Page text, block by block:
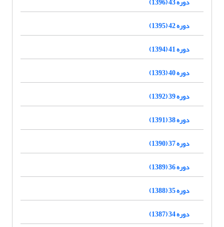
دوره 42 (1395)
دوره 41 (1394)
دوره 40 (1393)
دوره 39 (1392)
دوره 38 (1391)
دوره 37 (1390)
دوره 36 (1389)
دوره 35 (1388)
دوره 34 (1387)